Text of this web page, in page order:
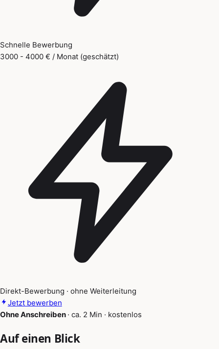
Schnelle Bewerbung
3000 - 4000 € / Monat (geschätzt)
Direkt-Bewerbung · ohne Weiterleitung
Jetzt bewerben
Ohne Anschreiben · ca. 2 Min · kostenlos
Auf einen Blick